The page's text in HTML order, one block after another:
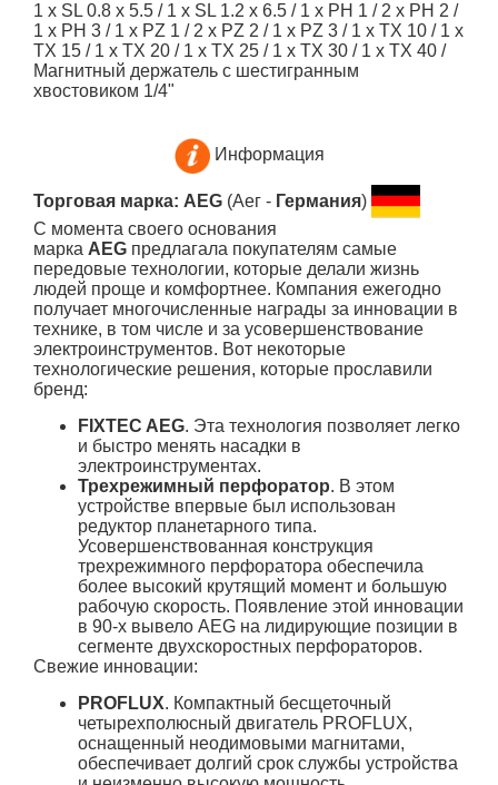
1 x SL 0.8 x 5.5 / 1 x SL 1.2 x 6.5 / 1 x PH 1 / 2 x PH 2 /
1 x PH 3 / 1 x PZ 1 / 2 x PZ 2 / 1 x PZ 3 / 1 x TX 10 / 1 x
TX 15 / 1 x TX 20 / 1 x TX 25 / 1 x TX 30 / 1 x TX 40 /
Магнитный держатель с шестигранным
хвостовиком 1/4"
Информация
Торговая марка: AEG (Аег - Германия)
С момента своего основания
марка AEG предлагала покупателям самые
передовые технологии, которые делали жизнь
людей проще и комфортнее. Компания ежегодно
получает многочисленные награды за инновации в
технике, в том числе и за усовершенствование
электроинструментов. Вот некоторые
технологические решения, которые прославили
бренд:
FIXTEC AEG. Эта технология позволяет легко
и быстро менять насадки в
электроинструментах.
Трехрежимный перфоратор. В этом
устройстве впервые был использован
редуктор планетарного типа.
Усовершенствованная конструкция
трехрежимного перфоратора обеспечила
более высокий крутящий момент и большую
рабочую скорость. Появление этой инновации
в 90-х вывело AEG на лидирующие позиции в
сегменте двухскоростных перфораторов.
Свежие инновации:
PROFLUX. Компактный бесщеточный
четырехполюсный двигатель PROFLUX,
оснащенный неодимовыми магнитами,
обеспечивает долгий срок службы устройства